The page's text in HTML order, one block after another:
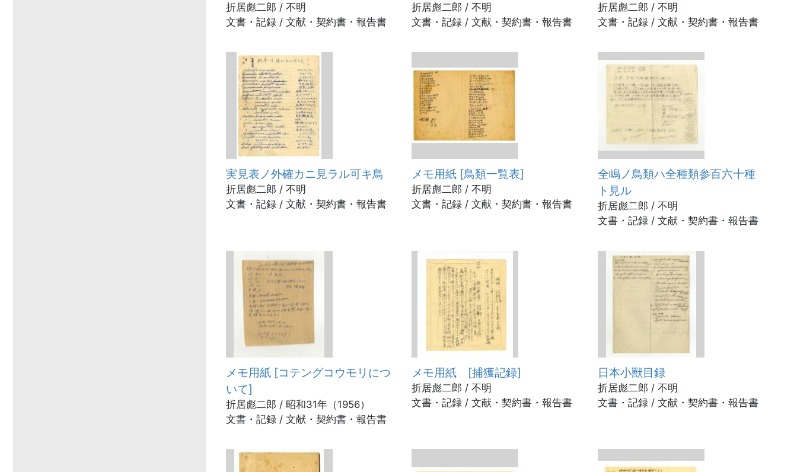
折居彪二郎 / 不明
文書・記録 / 文献・契約書・報告書
折居彪二郎 / 不明
文書・記録 / 文献・契約書・報告書
折居彪二郎 / 不明
文書・記録 / 文献・契約書・報告書
実見表ノ外確カニ見ラル可キ鳥
折居彪二郎 / 不明
文書・記録 / 文献・契約書・報告書
メモ用紙 [鳥類一覧表]
折居彪二郎 / 不明
文書・記録 / 文献・契約書・報告書
全嶋ノ鳥類ハ全種類参百六十種
ト見ル
折居彪二郎 / 不明
文書・記録 / 文献・契約書・報告書
メモ用紙 [コテングコウモリにつ
いて]
折居彪二郎 / 昭和31年（1956）
文書・記録 / 文献・契約書・報告書
メモ用紙 [捕獲記録]
折居彪二郎 / 不明
文書・記録 / 文献・契約書・報告書
日本小獸目録
折居彪二郎 / 不明
文書・記録 / 文献・契約書・報告書